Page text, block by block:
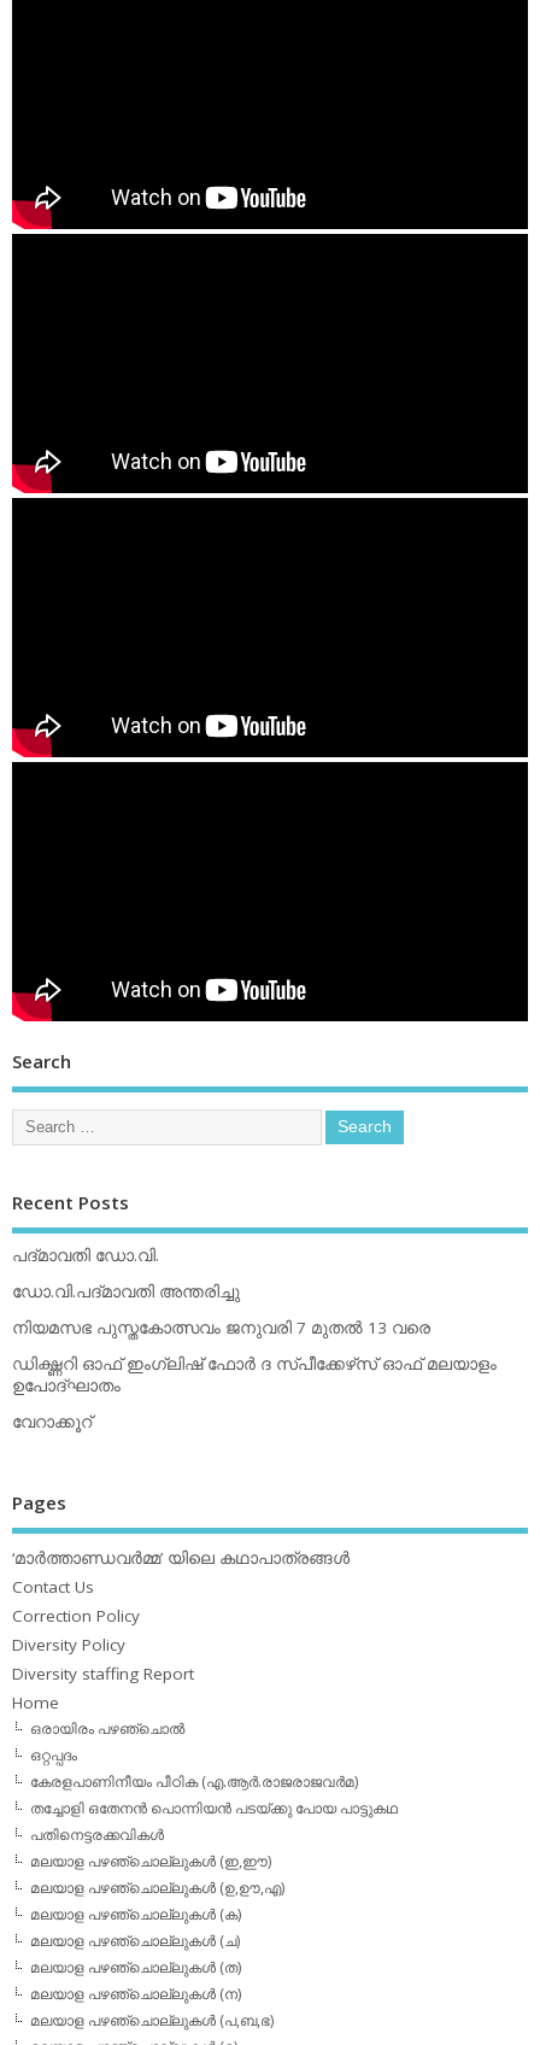
Search
Recent Posts
പദ്മാവതി ഡോ.വി.
ഡോ.വി.പദ്മാവതി അന്തരിച്ചു
നിയമസഭ പുസ്തകോത്സവം ജനുവരി 7 മുതല്‍ 13 വരെ
ഡിക്ഷ്ണറി ഓഫ് ഇംഗ്ലിഷ് ഫോര്‍ ദ സ്പീക്കേഴ്‌സ് ഓഫ് മലയാളം
ഉപോദ്ഘാതം
വേറാക്കൂറ്
Pages
‘മാര്‍ത്താണ്ഡവര്‍മ്മ’ യിലെ കഥാപാത്രങ്ങള്‍
Contact Us
Correction Policy
Diversity Policy
Diversity staffing Report
Home
ഒരായിരം പഴഞ്ചൊല്‍
ഒറ്റപ്പദം
കേരളപാണിനീയം പീഠിക (എ.ആര്‍.രാജരാജവര്‍മ)
തച്ചോളി ഒതേനൻ പൊന്നിയൻ പടയ്‌ക്കു പോയ പാട്ടുകഥ
പതിനെട്ടരക്കവികള്‍
മലയാള പഴഞ്ചൊല്ലുകള്‍ (ഇ,ഈ)
മലയാള പഴഞ്ചൊല്ലുകള്‍ (ഉ,ഊ,എ)
മലയാള പഴഞ്ചൊല്ലുകള്‍ (ക)
മലയാള പഴഞ്ചൊല്ലുകള്‍ (ച)
മലയാള പഴഞ്ചൊല്ലുകള്‍ (ത)
മലയാള പഴഞ്ചൊല്ലുകള്‍ (ന)
മലയാള പഴഞ്ചൊല്ലുകള്‍ (പ,ബ,ഭ)